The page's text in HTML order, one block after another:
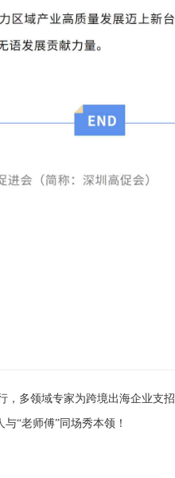
，多领域专家为跨境出海企业支招
“老师傅”同场秀本领！